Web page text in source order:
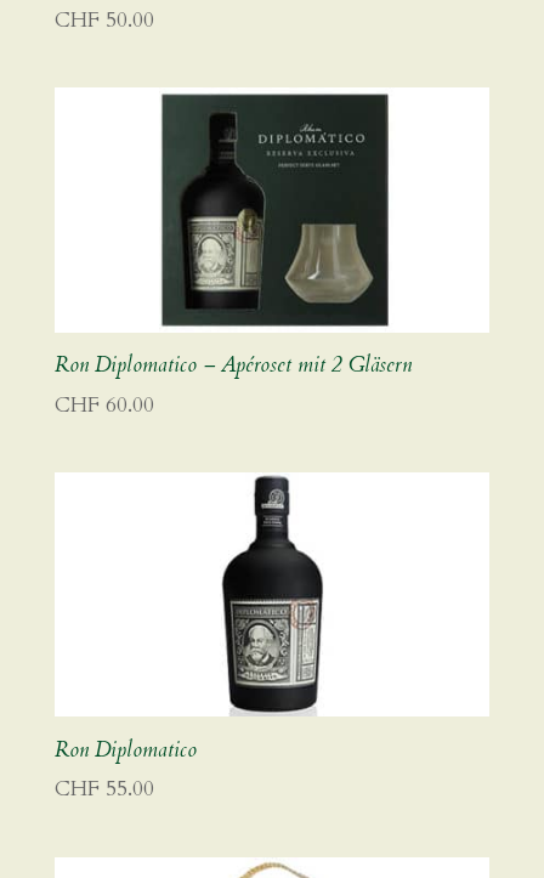
CHF 50.00
Ron Diplomatico – Apéroset mit 2 Gläsern
CHF 60.00
Ron Diplomatico
CHF 55.00